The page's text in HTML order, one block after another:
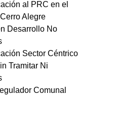
al PRC en el
Alegre
Desarrollo No
Sector Céntrico
Tramitar Ni
Comunal